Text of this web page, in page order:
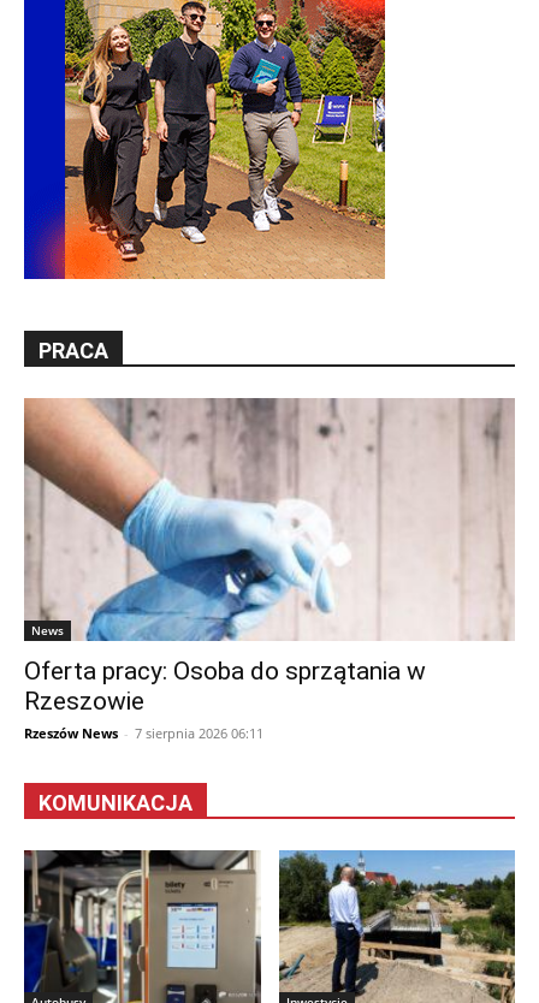
PRACA
News
Oferta pracy: Osoba do sprzątania w
Rzeszowie
Rzeszów News - 7 sierpnia 2026 06:11
KOMUNIKACJA